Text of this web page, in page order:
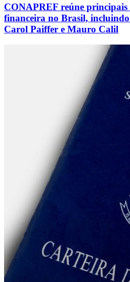
CONAPREF reúne principais
financeira no Brasil,
Carol Paiffer e Mauro Calil